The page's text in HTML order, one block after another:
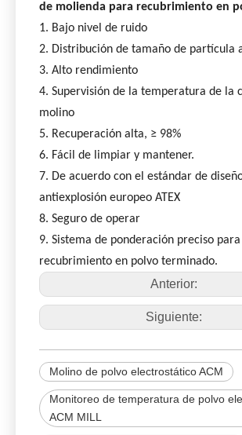
de molienda para recubrimiento en
1. Bajo nivel de ruido
2. Distribución de tamaño de partícula
3. Alto rendimiento
4. Supervisión de la temperatura de la
molino
5. Recuperación alta, ≥ 98%
6. Fácil de limpiar y mantener.
7. De acuerdo con el estándar de
antiexplosión europeo ATEX
8. Seguro de operar
9. Sistema de ponderación preciso para
recubrimiento en polvo terminado.
Anterior:
Siguiente:
Molino de polvo electrostático ACM
Monitoreo de temperatura de polvo
ACM MILL